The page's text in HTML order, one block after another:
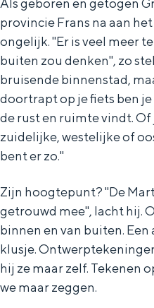
e
t
a
a
l
H
i
d
i
g
h
E
n
g
l
i
h
p
a
Als geboren en getogen
provincie Frans na aan
ongelijk. ''Er is veel meer
buiten zou denken'', zo
bruisende binnenstad,
doortrapt op je fiets ben
de rust en ruimte vindt.
zuidelijke, westelijke of
bent er zo.''
Zijn hoogtepunt? ''De
getrouwd mee'', lacht hij.
binnen en van buiten. Een
klusje.
hij ze maar zelf. Tekenen
we maar zeggen.